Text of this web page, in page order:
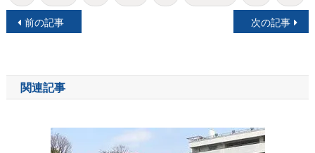
投
ナ
ビ
前の記事 次の記事
関連記事